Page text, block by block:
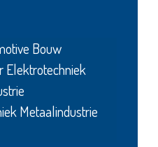
Bouw
Elektrotechniek
Metaalindustrie